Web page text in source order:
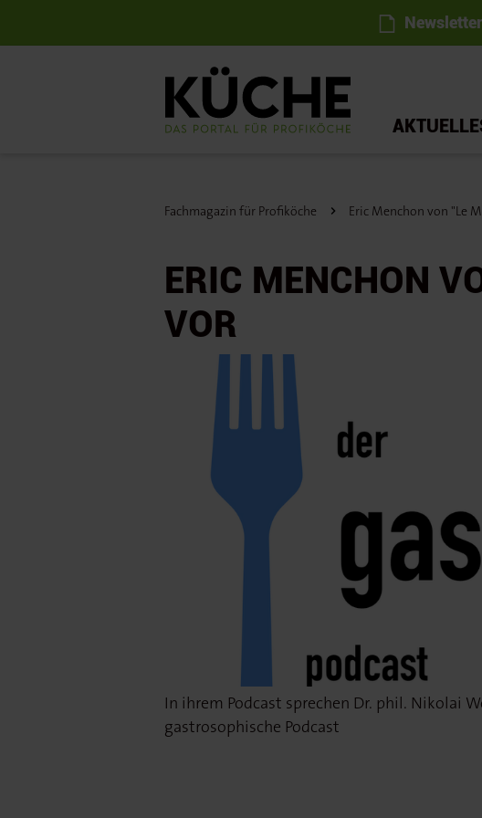
Newsletter
Fachmagazin für Profiköche Eric Menchon von "Le
ERIC MENCHON
VOR
In ihrem Podcast sprechen Dr. phil. Nikolai
gastrosophische Podcast